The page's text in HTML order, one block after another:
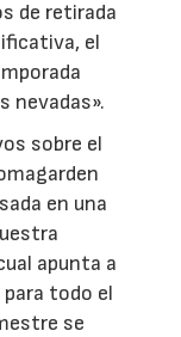
de retirada
el
nevadas».
sobre el
en una
apunta a
para todo el
se